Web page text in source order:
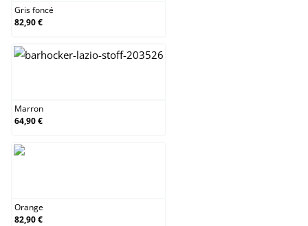
Gris foncé
82,90 €
Marron
64,90 €
Orange
82,90 €